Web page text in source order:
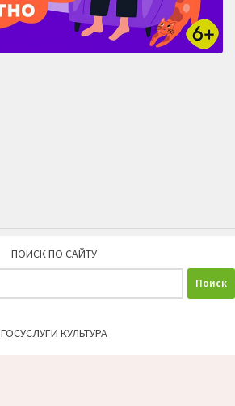
ПОИСК ПО САЙТУ
ГОСУСЛУГИ КУЛЬТУРА